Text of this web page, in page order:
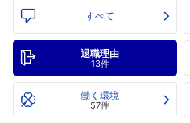
すべて
退職理由
13件
働く環境
57件